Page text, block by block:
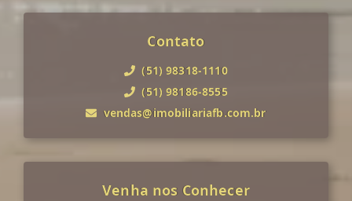
Contato
(51) 98318-1110
(51) 98186-8555
vendas@imobiliariafb.com.br
Venha nos Conhecer